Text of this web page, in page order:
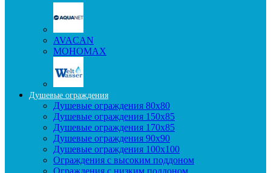
AVACAN
МОНОМАХ
Душевые ограждения
Душевые ограждения 80x80
Душевые ограждения 150x85
Душевые ограждения 170x85
Душевые ограждения 90x90
Душевые ограждения 100x100
Ограждения с высоким поддоном
Ограждения с низким поддоном